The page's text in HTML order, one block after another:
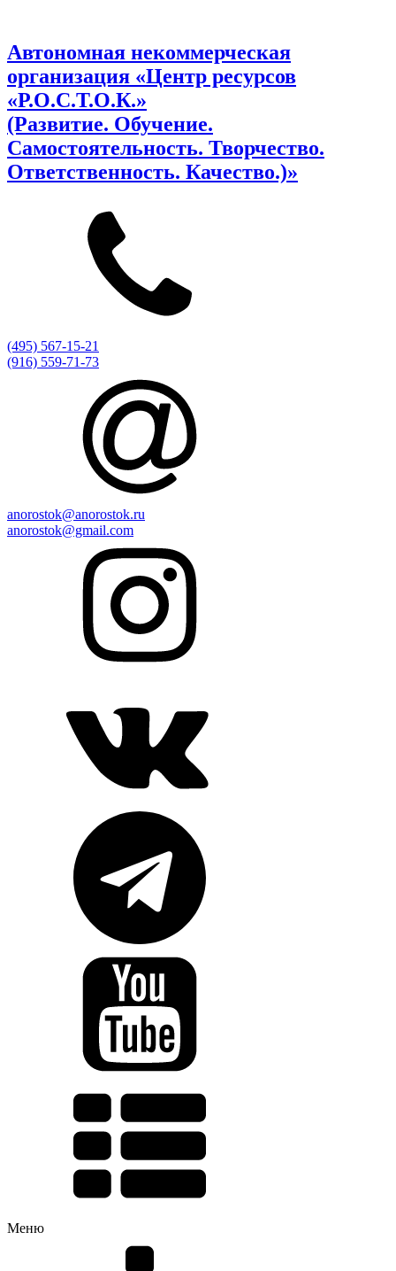
Автономная некоммерческая
организация «Центр ресурсов
«Р.О.С.Т.О.К.»
(Развитие. Обучение.
Самостоятельность. Творчество.
Ответственность. Качество.)»
(495) 567-15-21
(916) 559-71-73
anorostok@anorostok.ru
anorostok@gmail.com
Меню